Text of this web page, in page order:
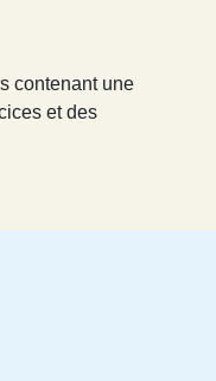
contenant une
et des